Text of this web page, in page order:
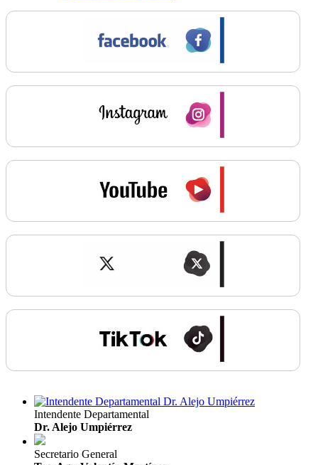
Intendente Departamental
Dr. Alejo Umpiérrez
Secretario General